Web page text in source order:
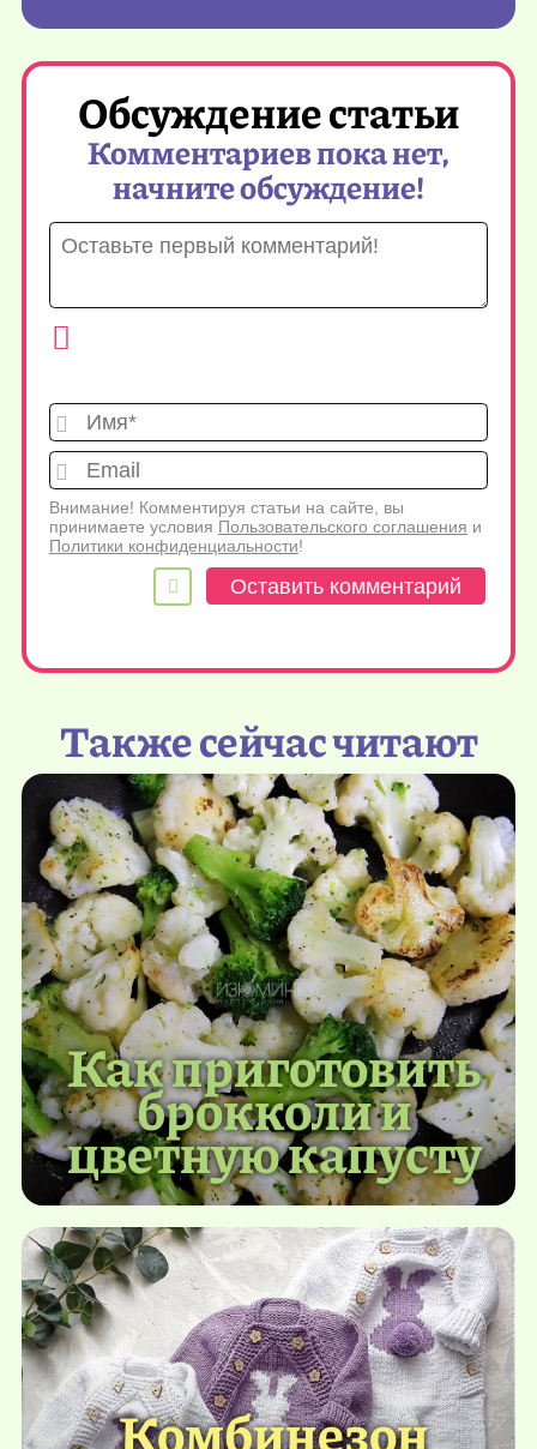
Обсуждение статьи
Комментариев пока нет,
начните обсуждение!
Имя*
Внимание! Комментируя статьи на сайте, вы
принимаете условия Пользовательского соглашения и
Политики конфиденциальности!
Также сейчас читают
Как приготовить
брокколи и
цветную капусту
Комбинезон